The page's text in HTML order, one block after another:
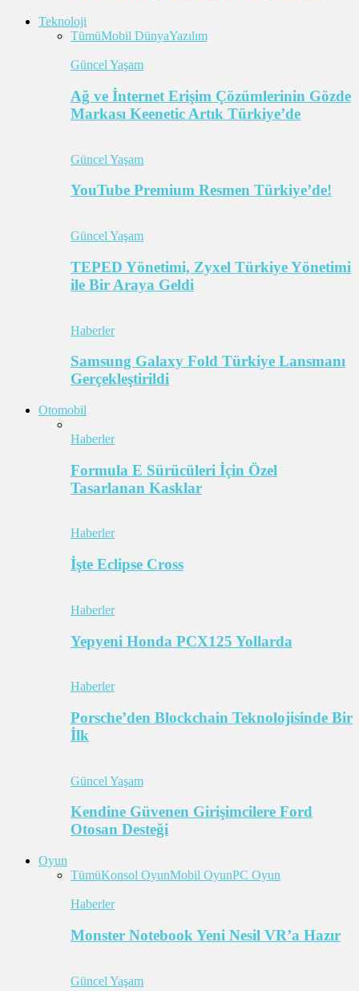
Teknoloji
TümüMobil DünyaYazılım
Güncel Yaşam
Ağ ve İnternet Erişim Çözümlerinin Gözde
Markası Keenetic Artık Türkiye’de
Güncel Yaşam
YouTube Premium Resmen Türkiye’de!
Güncel Yaşam
TEPED Yönetimi, Zyxel Türkiye Yönetimi
ile Bir Araya Geldi
Haberler
Samsung Galaxy Fold Türkiye Lansmanı
Gerçekleştirildi
Otomobil
Haberler
Formula E Sürücüleri İçin Özel
Tasarlanan Kasklar
Haberler
İşte Eclipse Cross
Haberler
Yepyeni Honda PCX125 Yollarda
Haberler
Porsche’den Blockchain Teknolojisinde Bir
İlk
Güncel Yaşam
Kendine Güvenen Girişimcilere Ford
Otosan Desteği
Oyun
TümüKonsol OyunMobil OyunPC Oyun
Haberler
Monster Notebook Yeni Nesil VR’a Hazır
Güncel Yaşam